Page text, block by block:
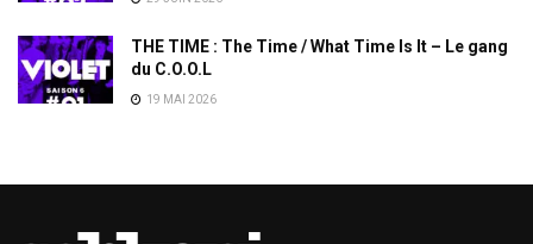
THE TIME : The Time / What Time Is It – Le gang
du C.O.O.L
19 MAI 2026